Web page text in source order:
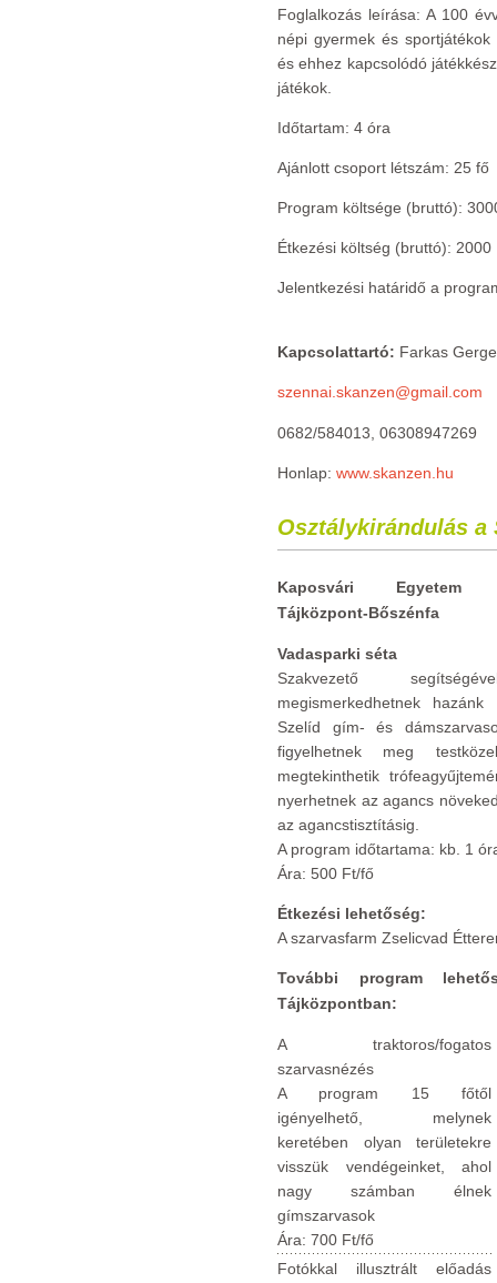
Foglalkozás leírása: A 100
népi gyermek és
és ehhez kapcsolódó
játékok.
Időtartam: 4 óra
Ajánlott csoport létszám: 25 fő
Program költsége (bruttó):
Étkezési költség (bruttó):
Jelentkezési határidő a
Kapcsolattartó: Farkas
szennai.skanzen@gmail.com
0682/584013, 06308947269
Honlap: www.skanzen.hu
Osztálykirándulás a
Kaposvári Egyetem
Tájközpont-Bőszénfa
Vadasparki séta
Szakvezető
megismerkedhetnek hazánk
Szelíd gím- és
figyelhetnek meg
megtekinthetik
nyerhetnek az agancs
az agancstisztításig.
A program időtartama: kb. 1
Ára: 500 Ft/fő
Étkezési lehetőség:
A szarvasfarm Zselicvad
További program
Tájközpontban:
A traktoros/fogatos
szarvasnézés
A program 15 főtől
igényelhető, melynek
keretében olyan területekre
visszük vendégeinket, ahol
nagy számban élnek
gímszarvasok
Ára: 700 Ft/fő
Fotókkal illusztrált előadás